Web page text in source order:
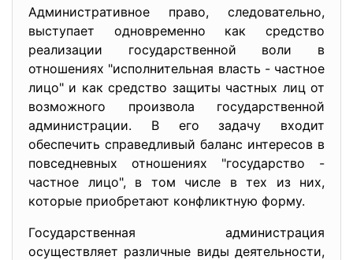
Административное право, следовательно,
выступает одновременно как средство
реализации государственной воли в
отношениях "исполнительная власть - частное
лицо" и как средство защиты частных лиц от
возможного произвола государственной
администрации. В его задачу входит
обеспечить справедливый баланс интересов в
повседневных отношениях "государство -
частное лицо", в том числе в тех из них,
которые приобретают конфликтную форму.
Государственная администрация
осуществляет различные виды деятельности,